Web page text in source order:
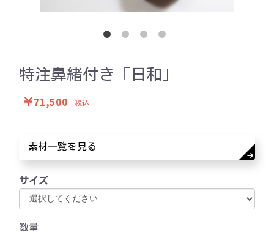
特注鼻緒付き「日和」
￥71,500 税込
素材一覧を見る
サイズ
数量